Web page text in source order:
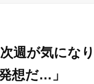
次週が気にな
想だ…」